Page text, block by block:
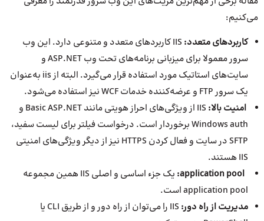
می‌کنیم:
کاربردهای متعدد:
IIS کاربردهای متعدد و متنوعی دارد. این وب
سرور معمولا برای میزبانی برنامه‌های تحت وب ASP.NET و
سایت‌های استاتیک مورد استفاده قرار می‌گیرد. البته از iis به‌عنوان
یک سرور FTP و عرضه‌کننده خدمات WCF نیز استفاده می‌شود.
امنیت بالا:
IIS از ویژگی‌های احراز هویتی مانند Basic ASP.NET و
Windows auth برخوردار است. درخواست فیلتر برای لیست سفید،
SFTP در سایت و فعال کردن HTTPS نیز از دیگر ویژگی‌های امنیتی
IIS هستند.
application pool
:
یک جزء اساسی و اصلی IIS همین مجموعه
application pool است.
مدیریت از راه دور:
IIS را می‌توان از راه دور و از طریق CLI یا